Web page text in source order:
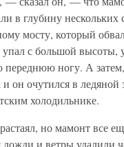
в глубину
мосту, который
с большой
переднюю ногу. А
он очутился в ледяной
холодильнике.
но мамонт все
и ветры удалили